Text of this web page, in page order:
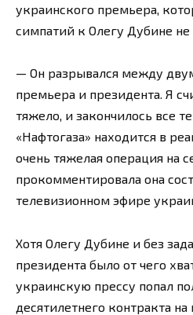
украинского премьера,
симпатий к Олегу Дубине
— Он разрывался между
премьера и президента. Я
тяжело, и закончилось все
«Нафтогаза» находится в
очень тяжелая операция на
прокомментировала она
телевизионном эфире
Хотя Олегу Дубине и без
президента было от чего
украинскую прессу попал
десятилетнего контракта